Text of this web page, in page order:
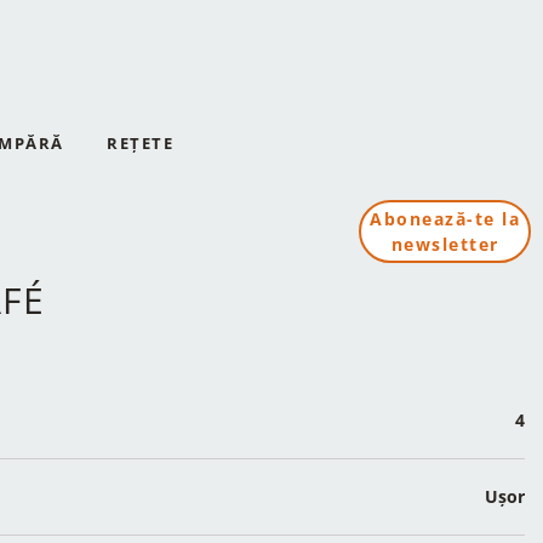
REȚETE
4
Ușor
Abonează-te la
newsletter